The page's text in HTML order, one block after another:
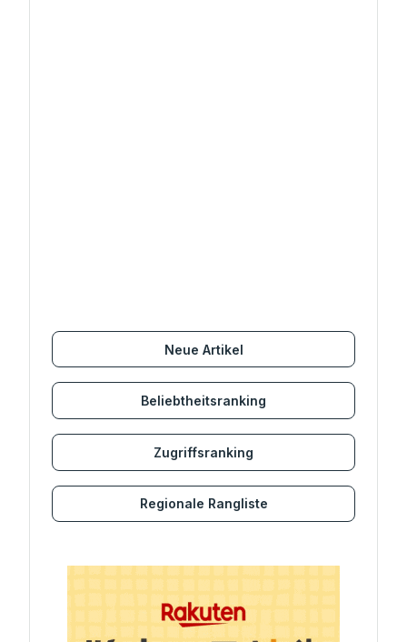
Neue Artikel
Beliebtheitsranking
Zugriffsranking
Regionale Rangliste